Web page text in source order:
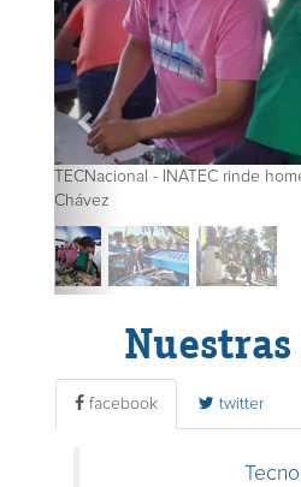
TECNacional - INATEC rinde
Chávez
Nuestras
facebook twitter